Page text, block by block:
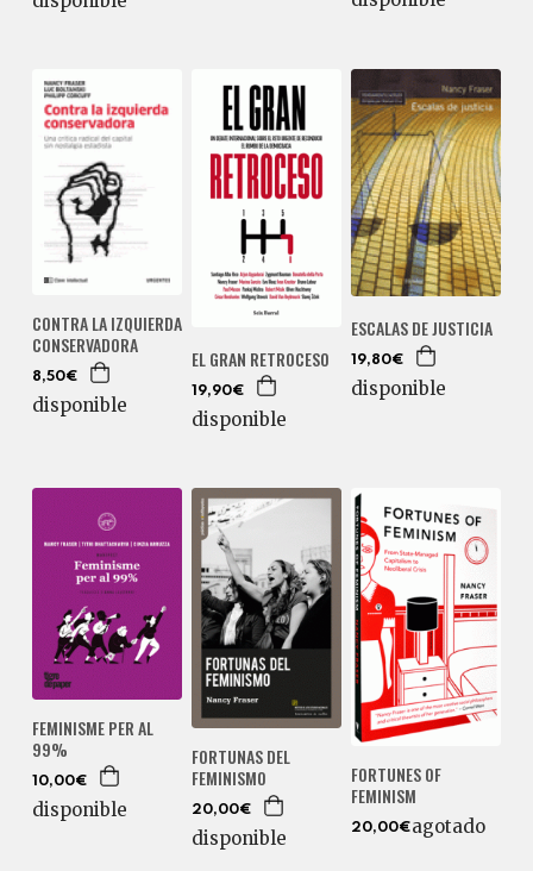
CONTRA LA IZQUIERDA
CONSERVADORA
8,50€
disponible
EL GRAN RETROCESO
19,90€
disponible
ESCALAS DE JUSTICIA
19,80€
disponible
FEMINISME PER AL
99%
10,00€
disponible
FORTUNAS DEL
FEMINISMO
20,00€
disponible
FORTUNES OF
FEMINISM
20,00€agotado